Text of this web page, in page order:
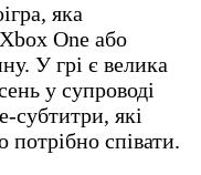
яка
One або
У грі є велика
у супроводі
субтитри, які
потрібно співати.